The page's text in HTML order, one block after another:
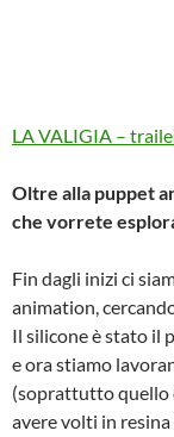
LA VALIGIA –
Oltre alla puppet
che vorrete
Fin dagli inizi ci
animation,
Il silicone è stato il
e ora stiamo
(soprattutto quello
avere volti in